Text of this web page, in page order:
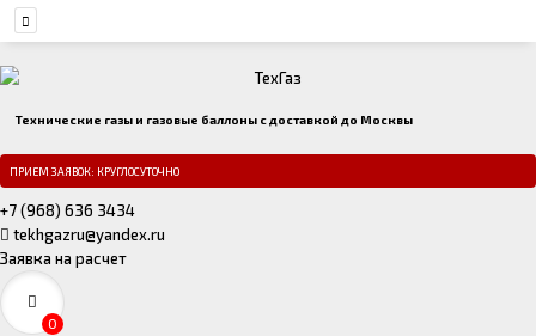
Технические газы и газовые баллоны с доставкой до Москвы
ПРИЕМ ЗАЯВОК: КРУГЛОСУТОЧНО
+7 (968) 636 3434
tekhgazru@yandex.ru
Заявка на расчет
0